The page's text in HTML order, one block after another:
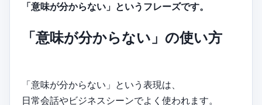
「意味が分からない」というフレーズです。
「意味が分からない」の使い方
「意味が分からない」という表現は、
日常会話やビジネスシーンでよく使われます。